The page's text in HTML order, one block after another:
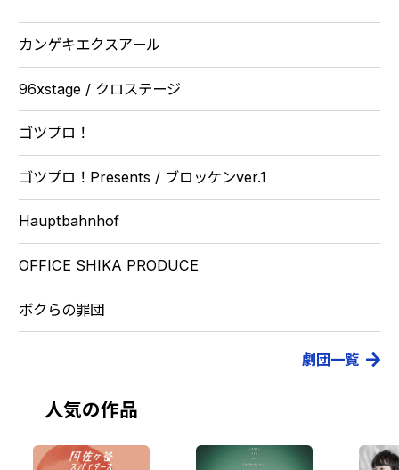
配信作品
ポイント購入
カンゲキエクスアール
96xstage / クロステージ
ゴツプロ！
ゴツプロ！Presents / ブロッケンver.1
Hauptbahnhof
OFFICE SHIKA PRODUCE
ボクらの罪団
劇団一覧
人気の作品